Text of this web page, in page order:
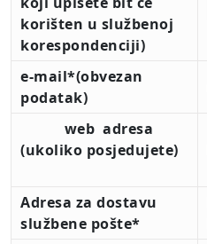
korišten u službenoj
korespondenciji)
e-mail*(obvezan
podatak)
web adresa
(ukoliko posjedujete)
Adresa za dostavu
službene pošte*